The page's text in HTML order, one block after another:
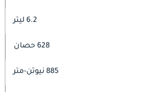
6.2 ليتر
628 حصان
885 نيوتن-متر